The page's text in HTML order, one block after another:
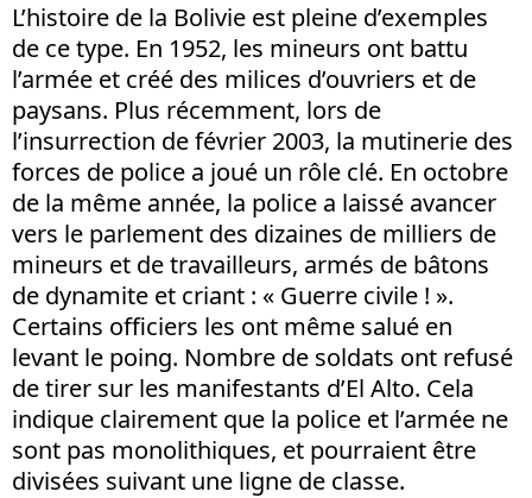
L’histoire de la Bolivie est pleine d’exemples
de ce type. En 1952, les mineurs ont battu
l’armée et créé des milices d’ouvriers et de
paysans. Plus récemment, lors de
l’insurrection de février 2003, la mutinerie des
forces de police a joué un rôle clé. En octobre
de la même année, la police a laissé avancer
vers le parlement des dizaines de milliers de
mineurs et de travailleurs, armés de bâtons
de dynamite et criant : « Guerre civile ! ».
Certains officiers les ont même salué en
levant le poing. Nombre de soldats ont refusé
de tirer sur les manifestants d’El Alto. Cela
indique clairement que la police et l’armée ne
sont pas monolithiques, et pourraient être
divisées suivant une ligne de classe.